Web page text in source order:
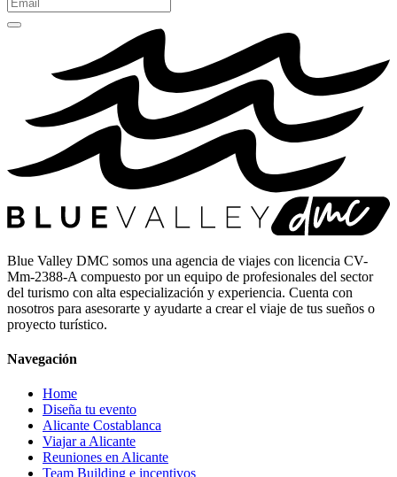
Blue Valley DMC somos una agencia de viajes con licencia CV-
Mm-2388-A compuesto por un equipo de profesionales del sector
del turismo con alta especialización y experiencia. Cuenta con
nosotros para asesorarte y ayudarte a crear el viaje de tus sueños o
proyecto turístico.
Navegación
Home
Diseña tu evento
Alicante Costablanca
Viajar a Alicante
Reuniones en Alicante
Team Building e incentivos